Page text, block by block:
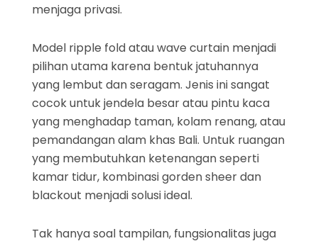
menjaga privasi.
Model ripple fold atau wave curtain menjadi
pilihan utama karena bentuk jatuhannya
yang lembut dan seragam. Jenis ini sangat
cocok untuk jendela besar atau pintu kaca
yang menghadap taman, kolam renang, atau
pemandangan alam khas Bali. Untuk ruangan
yang membutuhkan ketenangan seperti
kamar tidur, kombinasi gorden sheer dan
blackout menjadi solusi ideal.
Tak hanya soal tampilan, fungsionalitas juga